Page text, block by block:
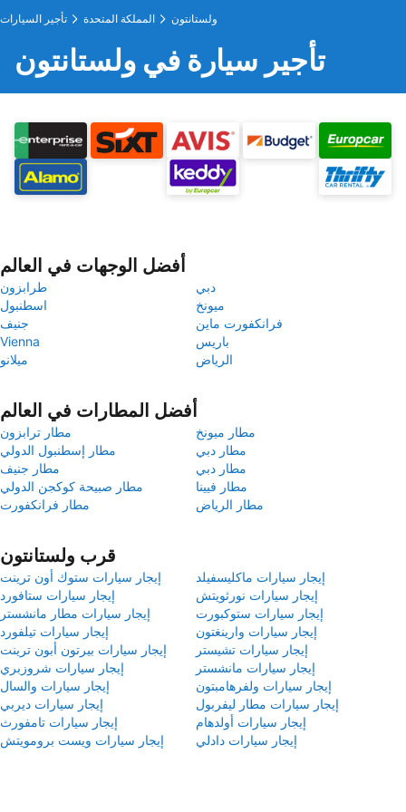
تأجير السيارات المملكة المتحدة ولستانتون
تأجير سيارة في ولستانتون
أفضل الوجهات في العالم
طرابزون
دبي
اسطنبول
ميونخ
جنيف
فرانكفورت ماين
Vienna
باريس
ميلانو
الرياض
أفضل المطارات في العالم
مطار ترابزون
مطار ميونخ
مطار إسطنبول الدولي
مطار دبي
مطار جنيف
مطار دبي
مطار صبيحة كوكجن الدولي
مطار فيينا
مطار فرانكفورت
مطار الرياض
قرب ولستانتون
إيجار سيارات ستوك أون ترينت
إيجار سيارات ماكليسفيلد
إيجار سيارات ستافورد
إيجار سيارات نورثويتش
إيجار سيارات مطار مانشستر
إيجار سيارات ستوكبورت
إيجار سيارات تيلفورد
إيجار سيارات وارينغتون
إيجار سيارات بيرتون أبون ترينت
إيجار سيارات تشيستر
إيجار سيارات شروزبري
إيجار سيارات مانشستر
إيجار سيارات والسال
إيجار سيارات ولفرهامبتون
إيجار سيارات ديربي
إيجار سيارات مطار ليفربول
إيجار سيارات تامفورث
إيجار سيارات أولدهام
إيجار سيارات ويست برومويتش
إيجار سيارات دادلي